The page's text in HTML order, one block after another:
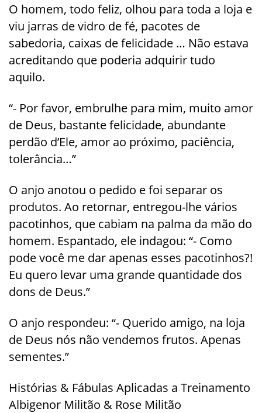
O homem, todo feliz, olhou para toda a loja e
viu jarras de vidro de fé, pacotes de
sabedoria, caixas de felicidade … Não estava
acreditando que poderia adquirir tudo
aquilo.
“- Por favor, embrulhe para mim, muito amor
de Deus, bastante felicidade, abundante
perdão d’Ele, amor ao próximo, paciência,
tolerância…”
O anjo anotou o pedido e foi separar os
produtos. Ao retornar, entregou-lhe vários
pacotinhos, que cabiam na palma da mão do
homem. Espantado, ele indagou: “- Como
pode você me dar apenas esses pacotinhos?!
Eu quero levar uma grande quantidade dos
dons de Deus.”
O anjo respondeu: “- Querido amigo, na loja
de Deus nós não vendemos frutos. Apenas
sementes.”
Histórias & Fábulas Aplicadas a Treinamento
Albigenor Militão & Rose Militão